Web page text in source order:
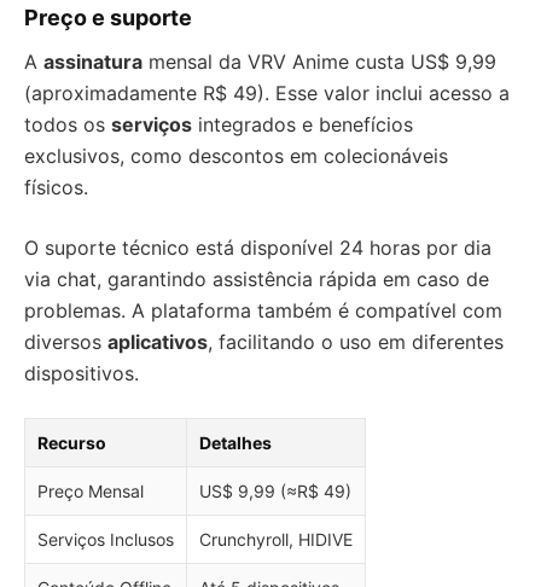
Preço e suporte
A assinatura mensal da VRV Anime custa US$ 9,99
(aproximadamente R$ 49). Esse valor inclui acesso a
todos os serviços integrados e benefícios
exclusivos, como descontos em colecionáveis
físicos.
O suporte técnico está disponível 24 horas por dia
via chat, garantindo assistência rápida em caso de
problemas. A plataforma também é compatível com
diversos aplicativos, facilitando o uso em diferentes
dispositivos.
Recurso Detalhes
Preço Mensal US$ 9,99 (≈R$ 49)
Serviços Inclusos Crunchyroll, HIDIVE